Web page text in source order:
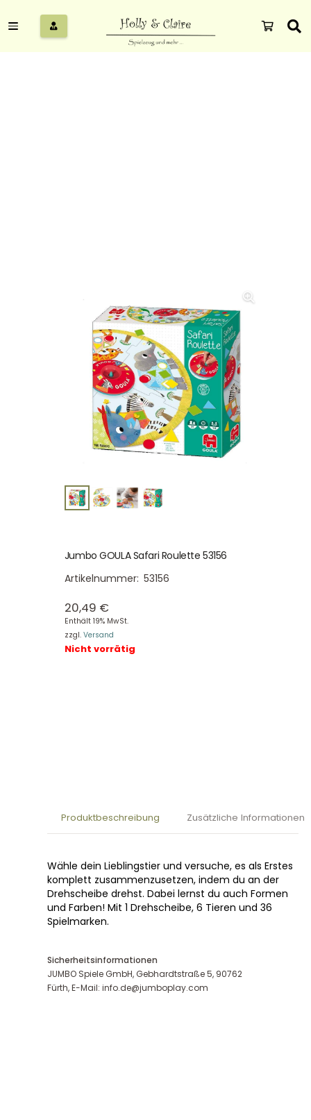
Jumbo GOULA Safari Roulette 53156
Artikelnummer: 53156
20,49 €
Enthält 19% MwSt.
zzgl. Versand
Nicht vorrätig
Produktbeschreibung Zusätzliche Informationen
Wähle dein Lieblingstier und versuche, es als Erstes
komplett zusammenzusetzen, indem du an der
Drehscheibe drehst. Dabei lernst du auch Formen
und Farben! Mit 1 Drehscheibe, 6 Tieren und 36
Spielmarken.
Sicherheitsinformationen
JUMBO Spiele GmbH, Gebhardtstraße 5, 90762
Fürth, E-Mail: info.de@jumboplay.com